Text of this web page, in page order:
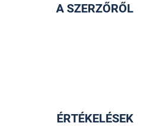
A SZERZŐRŐL
ÉRTÉKELÉSEK